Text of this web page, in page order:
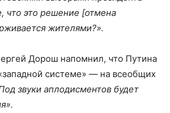
что это решение [отмена
жителями?».
Дорош напомнил, что Путина
системе» — на всеобщих
звуки аплодисментов будет